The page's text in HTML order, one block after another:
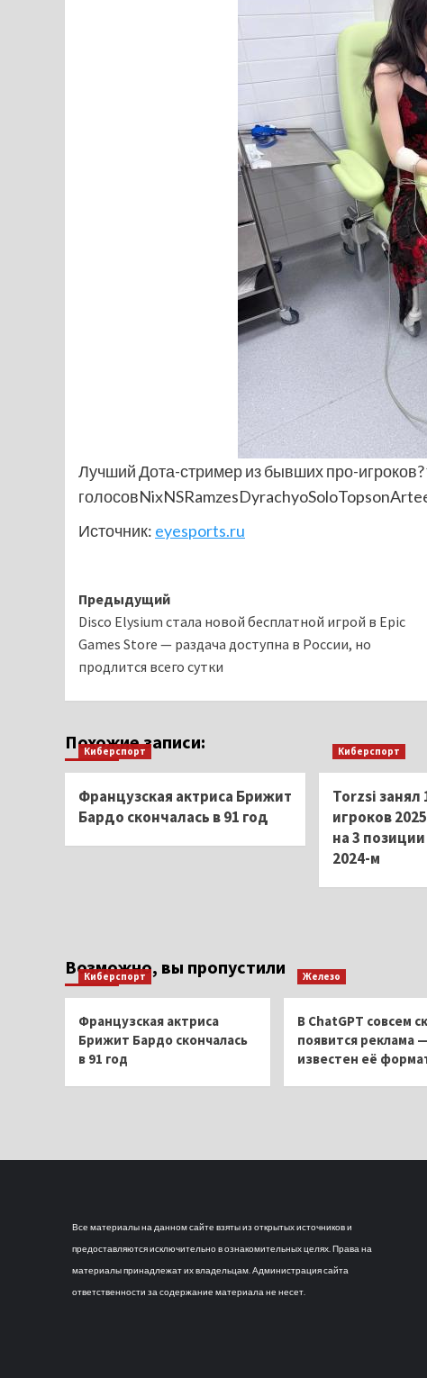
Лучший Дота-стример из бывших про-
Источник: eyesports.ru
Навигация
записи
Предыдущий
Disco Elysium стала новой бесплатной игрой в Epic
Games Store — раздача доступна в России, но
продлится всего сутки
Похожие записи:
Киберспорт
Французская актриса Брижит
Бардо скончалась в 91 год
Киберспорт
Torzsi занял
игроков
на 3
2024-м
Возможно, вы пропустили
Киберспорт
Французская актриса
Брижит Бардо скончалась
в 91 год
Железо
В ChatGPT совсем
появится реклама
известен её
Все материалы на данном сайте взяты из открытых источников и
предоставляются исключительно в ознакомительных целях. Права на
материалы принадлежат их владельцам. Администрация сайта
ответственности за содержание материала не несет.